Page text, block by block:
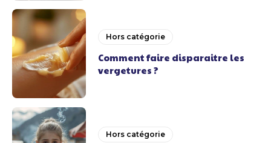
Hors catégorie
Comment faire disparaitre les
vergetures ?
Hors catégorie